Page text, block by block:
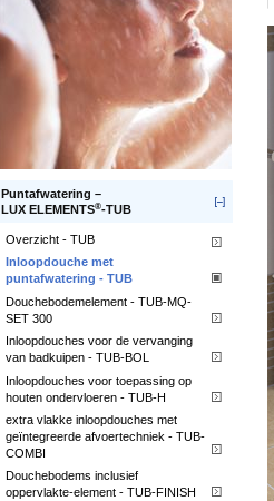
Puntafwatering –
LUX ELEMENTS®-TUB
Overzicht - TUB
Inloopdouche met
puntafwatering - TUB
Douchebodemelement - TUB-MQ-
SET 300
Inloopdouches voor de vervanging
van badkuipen - TUB-BOL
Inloopdouches voor toepassing op
houten ondervloeren - TUB-H
extra vlakke inloopdouches met
geïntegreerde afvoertechniek - TUB-
COMBI
Douchebodems inclusief
oppervlakte-element - TUB-FINISH